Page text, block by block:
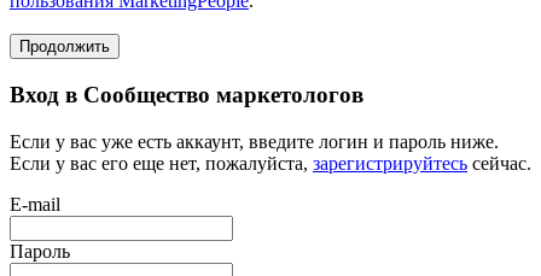
Продолжить
Вход в Сообщество маркетологов
Если у вас уже есть аккаунт, введите логин и пароль ниже.
Если у вас его еще нет, пожалуйста, зарегистрируйтесь сейчас.
E-mail
Пароль